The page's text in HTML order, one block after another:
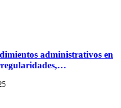
administrativos en